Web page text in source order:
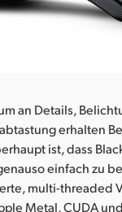
an Details,
erhalten
ist, dass
einfach zu
multi-threaded
Metal, CUDA